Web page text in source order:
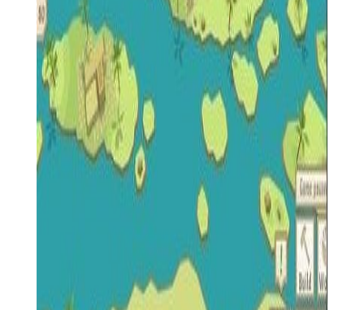
源短缺影响整体发展。
3. 科技与建筑同步发展：在发展农业和工业的同时，也要注
意科技研发，以解锁更高级的建筑和技术。
4. 外交策略：根据不同文明的特点制定外交策略，利用结盟
或贸易增加自身实力。
【古埃及建设者汉化版测评】
《古埃及建设者汉化版》以其精美的画面、丰富的游戏内容
和深入的历史背景深受玩家喜爱。游戏不仅考验玩家的策略和经
营能力，还提供了丰富的教育价值，让玩家在娱乐中了解古埃及
文明的历史与文化。多样化的游戏模式和多人互动功能增加了游
戏的可玩性和趣味性。总体而言，《古埃及建设者汉化版》是一
款值得推荐的模拟经营类游戏。